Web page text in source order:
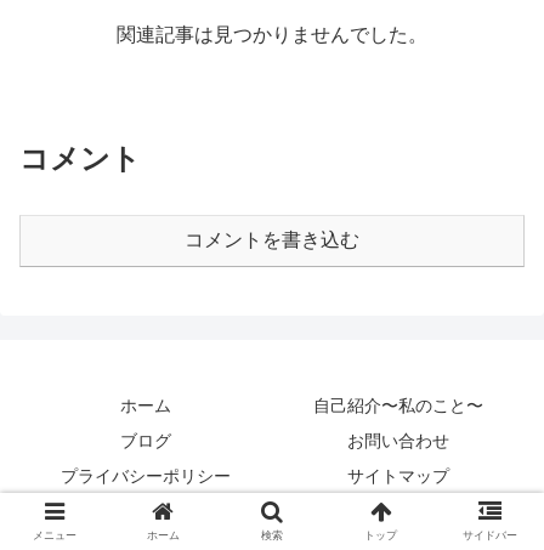
関連記事は見つかりませんでした。
コメント
コメントを書き込む
ホーム
自己紹介〜私のこと〜
ブログ
お問い合わせ
プライバシーポリシー
サイトマップ
Copyright © 2020 カントクパパ All Rights Reserved.
メニュー ホーム 検索 トップ サイドバー